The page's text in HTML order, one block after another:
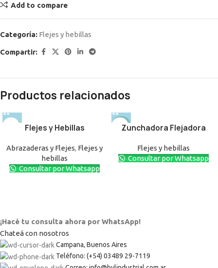
Add to compare
Categoría: Flejes y hebillas
Compartir:
Productos relacionados
Flejes y Hebillas
Abrazaderas y Flejes, Flejes y
hebillas
Consultar por Whatsapp
NEWZunchadora Flejadora
Flejes y hebillas
Consultar por Whatsapp
¡Hacé tu consulta ahora por WhatsApp!
Chateá con nosotros
Campana, Buenos Aires
Teléfono: (+54) 03489 29-7119